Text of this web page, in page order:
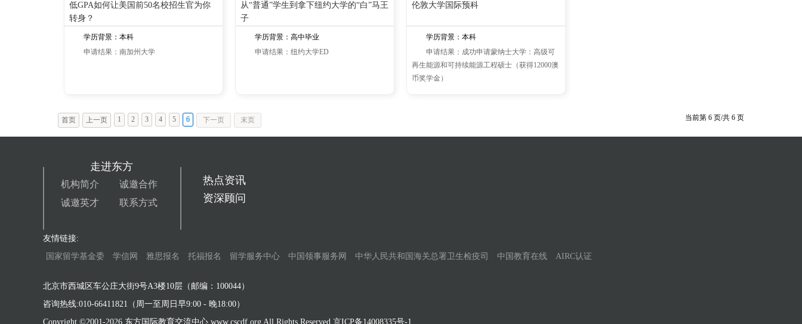
低GPA如何让美国前50名校招生官为你
转身？
学历背景：本科
申请结果：南加州大学
从“普通”学生到拿下纽约大学的“白”马王
子
学历背景：高中毕业
申请结果：纽约大学ED
伦敦大学国际预科
学历背景：本科
申请结果：成功申请蒙纳士大学：高级可
再生能源和可持续能源工程硕士（获得12000澳
币奖学金）
末页
下一页
6
5
4
3
2
1
上一页
首页 当前第 6 页/共 6 页
走进东方
机构简介
诚邀合作
诚邀英才
联系方式
热点资讯
资深顾问
友情链接:
国家留学基金委
学信网 雅思报名 托福报名 留学服务中心 中国领事服务网 中华人民共和国海关总署卫生检疫司 中国教育在线 AIRC认证
北京市西城区车公庄大街9号A3楼10层（邮编：100044）
咨询热线:010-66411821（周一至周日早9:00 - 晚18:00）
Copyright ©2001-2026 东方国际教育交流中心 www.cscdf.org All Rights Reserved 京ICP备14008335号-1